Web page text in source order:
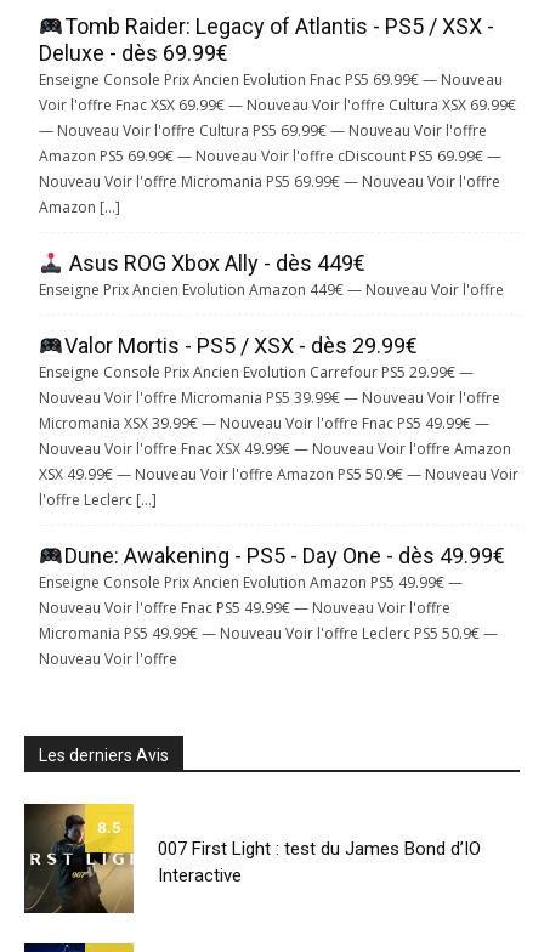
Tomb Raider: Legacy of Atlantis - PS5 / XSX -
Deluxe - dès 69.99€
Enseigne Console Prix Ancien Evolution Fnac PS5 69.99€ — Nouveau
Voir l'offre Fnac XSX 69.99€ — Nouveau Voir l'offre Cultura XSX 69.99€
— Nouveau Voir l'offre Cultura PS5 69.99€ — Nouveau Voir l'offre
Amazon PS5 69.99€ — Nouveau Voir l'offre cDiscount PS5 69.99€ —
Nouveau Voir l'offre Micromania PS5 69.99€ — Nouveau Voir l'offre
Amazon […]
Asus ROG Xbox Ally - dès 449€
Enseigne Prix Ancien Evolution Amazon 449€ — Nouveau Voir l'offre
Valor Mortis - PS5 / XSX - dès 29.99€
Enseigne Console Prix Ancien Evolution Carrefour PS5 29.99€ —
Nouveau Voir l'offre Micromania PS5 39.99€ — Nouveau Voir l'offre
Micromania XSX 39.99€ — Nouveau Voir l'offre Fnac PS5 49.99€ —
Nouveau Voir l'offre Fnac XSX 49.99€ — Nouveau Voir l'offre Amazon
XSX 49.99€ — Nouveau Voir l'offre Amazon PS5 50.9€ — Nouveau Voir
l'offre Leclerc […]
Dune: Awakening - PS5 - Day One - dès 49.99€
Enseigne Console Prix Ancien Evolution Amazon PS5 49.99€ —
Nouveau Voir l'offre Fnac PS5 49.99€ — Nouveau Voir l'offre
Micromania PS5 49.99€ — Nouveau Voir l'offre Leclerc PS5 50.9€ —
Nouveau Voir l'offre
Les derniers Avis
8.5
007 First Light : test du James Bond d’IO
Interactive